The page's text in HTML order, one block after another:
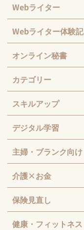
Webライター
Webライター体験記
オンライン秘書
カテゴリー
スキルアップ
デジタル学習
主婦・ブランク向け
介護×お金
保険見直し
健康・フィットネス